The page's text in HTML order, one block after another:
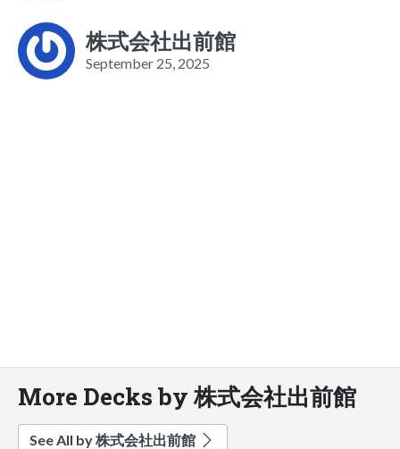
株式会社出前館
September 25, 2025
More Decks by 株式会社出前館
See All by 株式会社出前館